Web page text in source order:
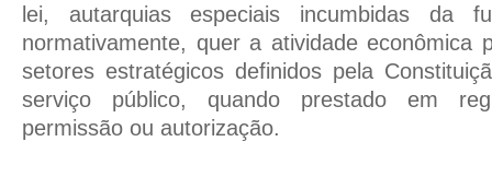
lei, autarquias especiais incumbidas da
normativamente, quer a atividade econômica
setores estratégicos definidos pela
serviço público, quando prestado em
permissão ou autorização.